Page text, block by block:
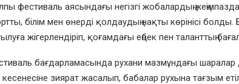
фестиваль аясындағы негізгі жобалардың
білім мен өнерді қолдаудың нақты көрінісі
жігерлендіріп, қоғамдағы еңбек пен таланттың
бағдарламасында рухани мазмұндағы шаралар
кесенесіне зиярат жасалып, бабалар рухына тағзым